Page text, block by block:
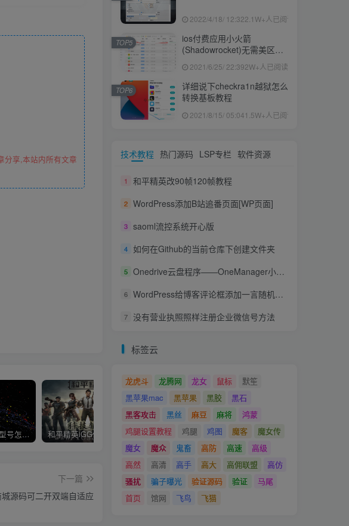
分享,本站内所有文章
从苹果手机各型号怎么越狱到怎么开科技完整教程 腿子设置操作和注意事项
下一篇
源码可二开双端自适应
2022/4/18/ 12:322.1W+人已阅读
ios付费应用小火箭
(Shadowrocket)无需美区苹
2021/6/25/ 22:392W+人已阅读
TOP5
详细说下checkra1n越狱怎么
转换基板教程
2021/8/15/ 05:04 1.5W+人已阅读
TOP6
技术教程 热门源码 LSP专栏 软件资源
1 和平精英改90帧120帧教程
2 WordPress添加B站追番页面[WP页面]
3 saoml流控系统开心版
4 如何在Github的当前仓库下创建文件夹
5 Onedrive云盘程序——OneManager小白设置指南（备份）
6 WordPress给博客评论框添加一言随机语录
7 没有营业执照照样注册企业微信号方法
标签云
龙虎斗 龙腾网 龙女 鼠标
默笙
黑苹果mac
黑苹果 黑胶
黑石
黑客攻击
黑丝 麻豆 麻将
鸿蒙
鸡腿设置教程
鸡腿 鸡图 魔客
魔女传
魔女
魔众 鬼畜 高防 高速
高级
高然
高清 高手 高大 高佣联盟
高仿
骚扰
骗子曝光 验证源码 验证
马尾
首页
馆网 飞鸟 飞猫